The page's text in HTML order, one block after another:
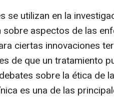
se utilizan en la
aspectos de las
ciertas innovaciones
de que un tratamiento
sobre la ética de
es una de las